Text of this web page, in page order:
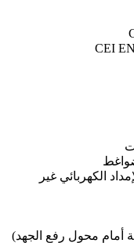
الكهربائي غير
أمام محول رفع الجهد)